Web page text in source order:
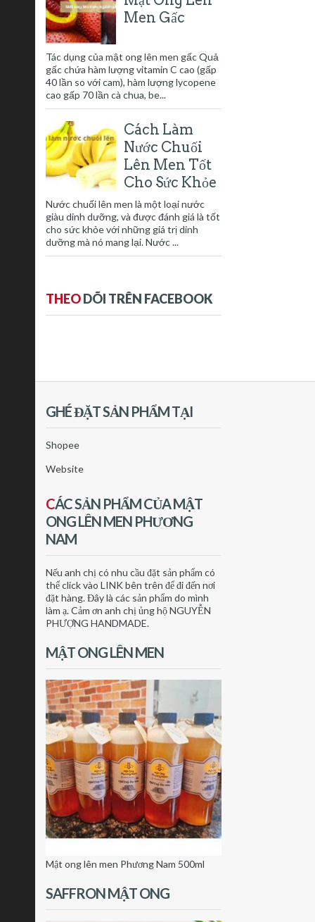
Men Gấc
Tác dụng của mật ong lên men gấc Quả
gấc chứa hàm lượng vitamin C cao (gấp
40 lần so với cam), hàm lượng lycopene
cao gấp 70 lần cà chua, be...
Cách Làm
Nước Chuối
Lên Men Tốt
Cho Sức Khỏe
Nước chuối lên men là một loại nước
giàu dinh dưỡng, và được đánh giá là tốt
cho sức khỏe với những giá trị dinh
dưỡng mà nó mang lại. Nước ...
THEODÕI TRÊN FACEBOOK
GHÉ ĐẶT SẢN PHẨM TẠI
Shopee
Website
CÁC SẢN PHẨM CỦA MẬT
ONG LÊN MEN PHƯƠNG
NAM
Nếu anh chị có nhu cầu đặt sản phẩm có
thể click vào LINK bên trên để đi đến nơi
đặt hàng. Đây là các sản phẩm do mình
làm ạ. Cảm ơn anh chị ủng hộ NGUYỄN
PHƯỢNG HANDMADE.
MẬT ONG LÊN MEN
Mật ong lên men Phương Nam 500ml
SAFFRON MẬT ONG